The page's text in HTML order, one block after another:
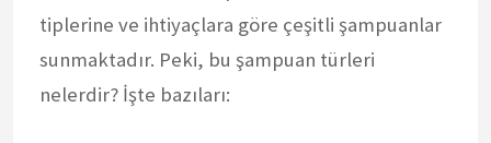
tiplerine ve ihtiyaçlara göre çeşitli şampuanlar
sunmaktadır. Peki, bu şampuan türleri
nelerdir? İşte bazıları: